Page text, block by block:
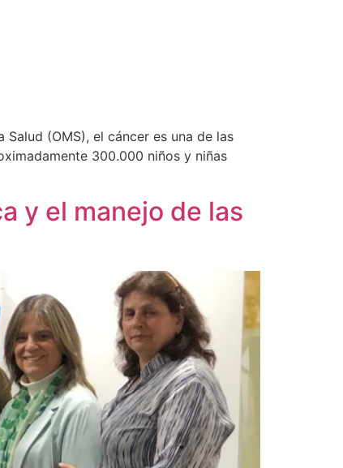
Salud (OMS), el cáncer es una de las
300.000 niños y niñas
y el manejo de las